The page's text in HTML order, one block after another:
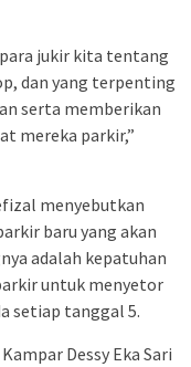
jukir kita tentang
dan yang terpenting
serta memberikan
mereka parkir,”
menyebutkan
baru yang akan
adalah kepatuhan
untuk menyetor
setiap tanggal 5.
Dessy Eka Sari